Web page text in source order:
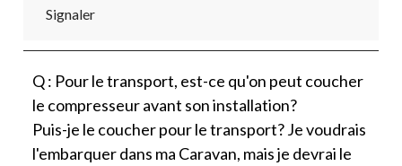
Signaler
Q : Pour le transport, est-ce qu'on peut coucher
le compresseur avant son installation?
Puis-je le coucher pour le transport? Je voudrais
l'embarquer dans ma Caravan, mais je devrai le